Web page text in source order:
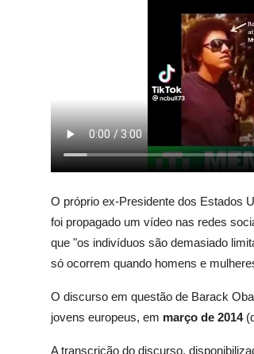
O próprio ex-Presidente dos Estados
foi propagado um vídeo nas redes
que "os indivíduos são demasiado
só ocorrem quando homens e
O discurso em questão de Barack
jovens europeus, em março de 2014
Atranscrição do discurso,